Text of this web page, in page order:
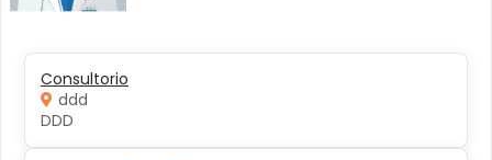
Consultorio
ddd
DDD